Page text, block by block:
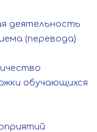
деятельность
(перевода)
обучающихся